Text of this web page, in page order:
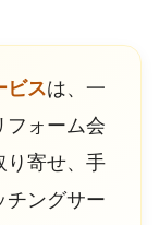
ビスは、一
フォーム会
り寄せ、手
チングサー